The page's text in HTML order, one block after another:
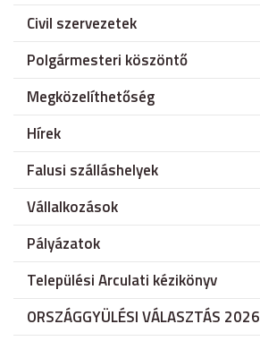
Civil szervezetek
Polgármesteri köszöntő
Megközelíthetőség
Hírek
Falusi szálláshelyek
Vállalkozások
Pályázatok
Települési Arculati kézikönyv
ORSZÁGGYÜLÉSI VÁLASZTÁS 2026